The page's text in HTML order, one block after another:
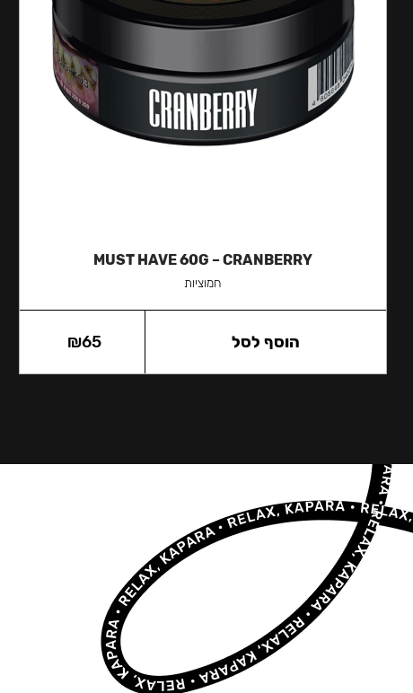
MUST HAVE 60G – CRANBERRY
חמוציות
₪65 הוסף לסל